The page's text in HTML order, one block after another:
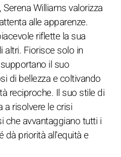
Williams valorizza
alle apparenze.
riflette la sua
altri. Fiorisce solo in
il suo
di bellezza e coltivando
reciproche. Il suo stile di
a risolvere le crisi
avvantaggiano tutti i
dà priorità all'equità e